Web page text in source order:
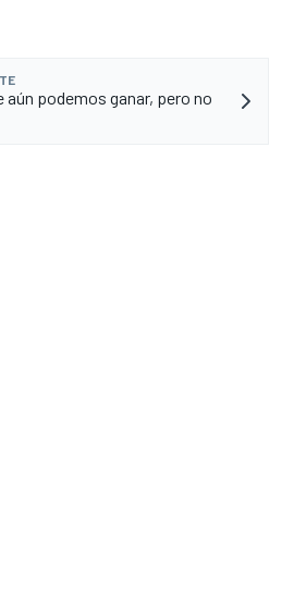
aún podemos ganar, pero no